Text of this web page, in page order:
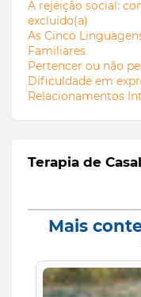
A rejeição social:
excluído(a)
As Cinco
Familiares
Pertencer ou não
Dificuldade em
Relacionamentos
Terapia de Casal
Mais